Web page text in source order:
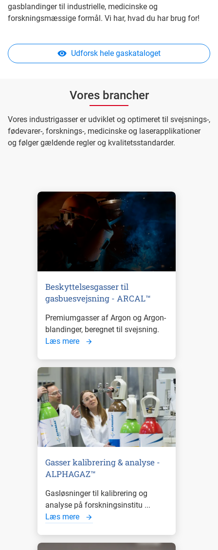
gasblandinger til industrielle, medicinske og
forskningsmæssige formål. Vi har, hvad du har brug for!
Udforsk hele gaskataloget
Vores brancher
Vores industrigasser er udviklet og optimeret til svejsnings-,
fødevarer-, forsknings-, medicinske og laserapplikationer
og følger gældende regler og kvalitetsstandarder.
Beskyttelsesgasser til
gasbuesvejsning - ARCAL™
Premiumgasser af Argon og Argon-
blandinger, beregnet til svejsning.
Læs mere
Gasser kalibrering & analyse -
ALPHAGAZ™
Gasløsninger til kalibrering og
analyse på forskningsinstitu ...
Læs mere